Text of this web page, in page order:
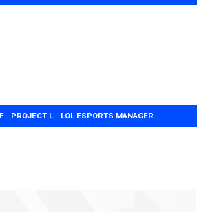
PROJECT L LOL ESPORTS MANAGER